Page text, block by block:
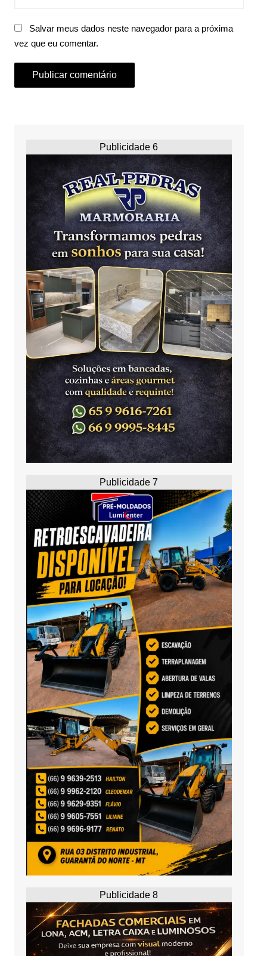
Salvar meus dados neste navegador para a próxima
vez que eu comentar.
Publicidade 6
Publicidade 7
Publicidade 8